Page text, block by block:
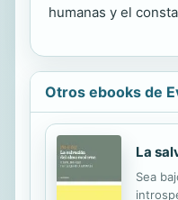
humanas y el
Otros ebooks de
La
Sea